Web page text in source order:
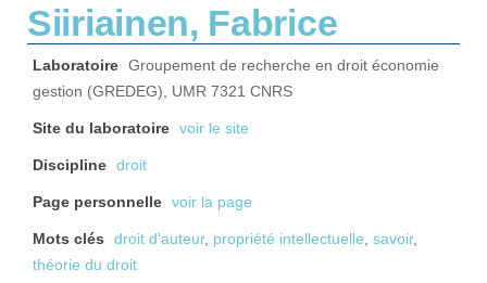
Siiriainen, Fabrice
Laboratoire Groupement de recherche en droit économie
gestion (GREDEG), UMR 7321 CNRS
Site du laboratoire voir le site
Discipline droit
Page personnelle voir la page
Mots clés droit d'auteur, propriété intellectuelle, savoir,
théorie du droit